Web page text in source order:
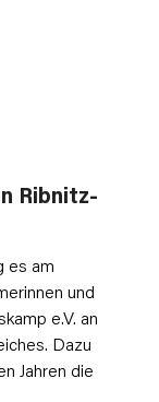
Ribnitz-
es am
und
e.V. an
Dazu
Jahren die